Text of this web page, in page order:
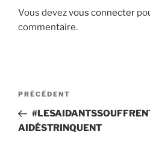
Vous devezvous connecter
commentaire.
Navigation
l’article
Article
précédent
PRÉCÉDENT
AIDÉSTRINQUENT